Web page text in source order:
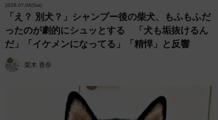
2026.07.04(Sat)
「え？ 別犬？」シャンプー後の柴犬、もふもふだ
ったのが劇的にシュッとする 「犬も垢抜けるん
だ」「イケメンになってる」「精悍」と反響
梨木 香奈